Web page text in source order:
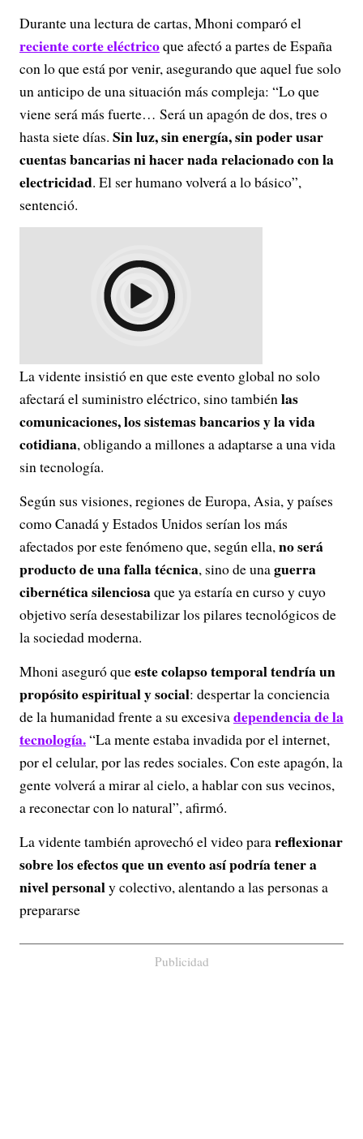
Durante una lectura de cartas, Mhoni comparó el
reciente corte eléctricoque afectó a partes de España
con lo que está por venir, asegurando que aquel fue solo
un anticipo de una situación más compleja: “Lo que
viene será más fuerte… Será un apagón de dos, tres o
hasta siete días. Sin luz, sin energía, sin poder usar
cuentas bancarias ni hacer nada relacionado con la
electricidad. El ser humano volverá a lo básico”,
sentenció.
La vidente insistió en que este evento global no solo
afectará el suministro eléctrico, sino tambiénlas
comunicaciones, los sistemas bancarios y la vida
cotidiana, obligando a millones a adaptarse a una vida
sin tecnología.
Según sus visiones, regiones de Europa, Asia, y países
como Canadá y Estados Unidos serían los más
afectados por este fenómeno que, según ella,no será
producto de una falla técnica, sino de unaguerra
cibernética silenciosaque ya estaría en curso y cuyo
objetivo sería desestabilizar los pilares tecnológicos de
la sociedad moderna.
Mhoni aseguró queeste colapso temporal tendría un
propósito espiritual y social: despertar la conciencia
de la humanidad frente a su excesivadependencia de la
tecnología.“La mente estaba invadida por el internet,
por el celular, por las redes sociales. Con este apagón, la
gente volverá a mirar al cielo, a hablar con sus vecinos,
a reconectar con lo natural”, afirmó.
La vidente también aprovechó el video parareflexionar
sobre los efectos que un evento así podría tener a
nivel personaly colectivo, alentando a las personas a
prepararse
Publicidad